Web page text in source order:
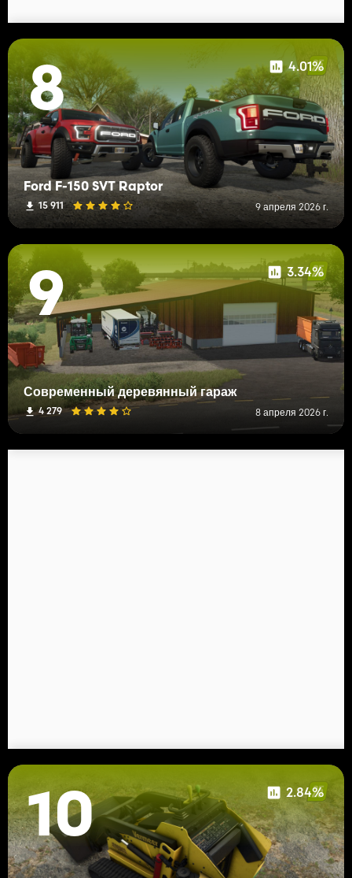
8 4.01%
Ford F-150 SVT Raptor
15 911 9 апреля 2026 г.
9 3.34%
Современный деревянный гараж
4 279 8 апреля 2026 г.
10 2.84%